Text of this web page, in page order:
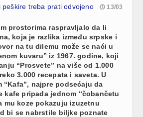
peškire treba prati odvojeno 13/03
prostorima raspravljalo da li
koja je razlika između srpske i
na tu dilemu može se naći u
kuvaru” iz 1967. godine, koji
“Prosvete” na više od 1.000
3.000 recepata i saveta. U
“Kafa”, najpre podsećaju da
kafe pripada jednom “čobančetu
mu koze pokazuju izuzetnu
bi se nabrstile biljke poznate